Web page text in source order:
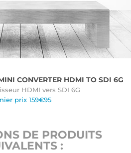
CONVERTER HDMI TO SDI 6G
HDMI vers SDI 6G
prix 159€95
DE PRODUITS
: